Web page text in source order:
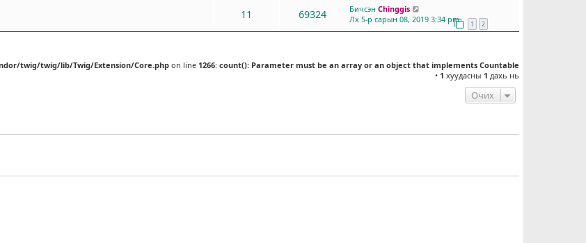
1 2
11 69324 Бичсэн Chinggis
Лх 5-р сарын 08, 2019 3:34 pm
twig/twig/lib/Twig/Extension/Core.php on line 1266: count(): Parameter must be an array or an object that implements Countable
• 1 хуудасны 1 дахь нь
Очих